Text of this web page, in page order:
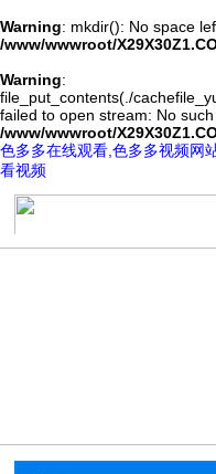
Warning: mkdir(): No space
/www/wwwroot/
Warning:
file_put_contents(./
failed to open stream: No
/www/wwwroot/
色多多在线观看,色多多视频网
看视频